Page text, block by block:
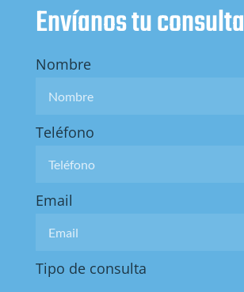
Envíanos tu consulta
Nombre
Teléfono
Email
Tipo de consulta